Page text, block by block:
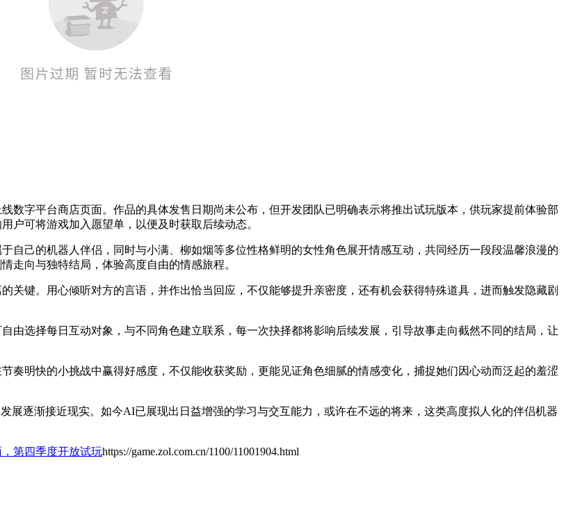
数字平台商店页面。作品的具体发售日期尚未公布，但开发团队已明确表示将推出试玩版本，供玩家提前体验部
户可将游戏加入愿望单，以便及时获取后续动态。
自己的机器人伴侣，同时与小满、柳如烟等多位性格鲜明的女性角色展开情感互动，共同经历一段段温馨浪漫的
走向与独特结局，体验高度自由的情感旅程。
关键。用心倾听对方的言语，并作出恰当回应，不仅能够提升亲密度，还有机会获得特殊道具，进而触发隐藏剧
由选择每日互动对象，与不同角色建立联系，每一次抉择都将影响后续发展，引导故事走向截然不同的结局，让
奏明快的小挑战中赢得好感度，不仅能收获奖励，更能见证角色细腻的情感变化，捕捉她们因心动而泛起的羞涩
展逐渐接近现实。如今AI已展现出日益增强的学习与交互能力，或许在不远的将来，这类高度拟人化的伴侣机器
第四季度开放试玩https://game.zol.com.cn/1100/11001904.html